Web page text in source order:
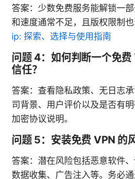
答案：少数免费服务能解锁一
和速度通常不足，且版权限制
ip: 探索、选择与使用指南
问题 4：如何判断一个免
信任？
答案：查看隐私政策、无日志
司背景、用户评价以及是否有
加密协议说明。
问题 5：安装免费 VPN 的
答案：潜在风险包括恶意软件、
数据收集、广告注入等。务必